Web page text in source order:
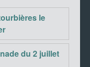
le
du 2 juillet